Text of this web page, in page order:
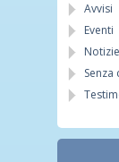
Avvisi
Eventi
Notizie
Senza